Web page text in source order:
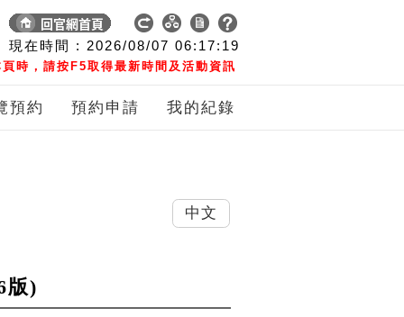
現在時間 : 2026/08/07 06:17:20
時，請按F5取得最新時間及活動資訊
預約 預約申請 我的紀錄
版)